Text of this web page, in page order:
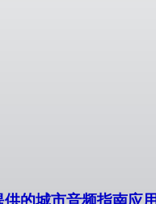
的城市音频指南应